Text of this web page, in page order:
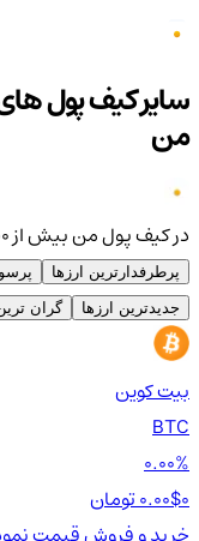
سایر کیف پول
من
در کیف پول من بیش از ۳,۰۰۰ ارز دیجیتال قابل معامله وجود دارد
پرطرفدارترین ارزها
جدیدترین ارزها
گران ترین
بیت کوین
BTC
0.00%
0.00$